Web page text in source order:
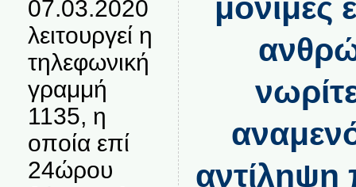
07.03.2020
λειτουργεί η
τηλεφωνική
γραμμή
1135, η
οποία επί
24ώρου
μόνιμες
αντίληψη